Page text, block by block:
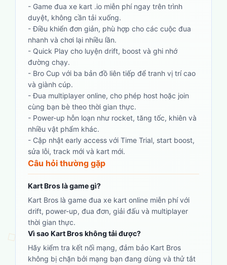
- Game đua xe kart .io miễn phí ngay trên trình
duyệt, không cần tải xuống.
-Điều khiển đơn giản, phù hợp cho các cuộc đua
nhanh và chơi lại nhiều lần.
- Quick Play cho luyện drift, boost và ghi nhớ
đường chạy.
- Bro Cup với ba bản đồ liên tiếp để tranh vị trí cao
và giành cúp.
-Đua multiplayer online, cho phép host hoặc join
cùng bạn bè theo thời gian thực.
- Power-up hỗn loạn như rocket, tăng tốc, khiên và
nhiều vật phẩm khác.
- Cập nhật early access với Time Trial, start boost,
sửa lỗi, track mới và kart mới.
Câu hỏi thường gặp
Kart Bros là game gì?
Kart Bros là game đua xe kart online miễn phí với
drift, power-up, đua đơn, giải đấu và multiplayer
thời gian thực.
Vì sao Kart Bros không tải được?
Hãy kiểm tra kết nối mạng, đảm bảo Kart Bros
không bị chặn bởi mạng bạn đang dùng và thử tắt